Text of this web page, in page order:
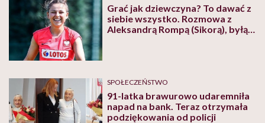
Grać jak dziewczyna? To dawać z
siebie wszystko. Rozmowa z
Aleksandrą Rompą (Sikorą), byłą
SPOŁECZEŃSTWO
91-latka brawurowo udaremniła
napad na bank. Teraz otrzymała
podziękowania od policji